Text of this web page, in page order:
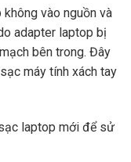
vào nguồn và
adapter laptop bị
bên trong. Đây
máy tính xách tay
laptop mới để sử